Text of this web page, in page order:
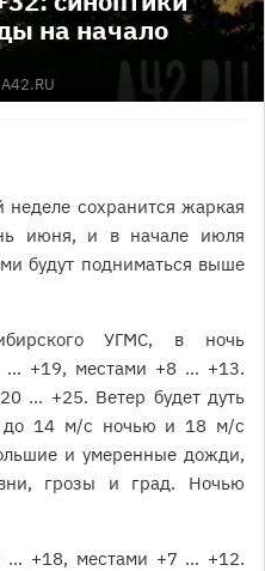
на начало
неделе сохранится жаркая
июня, и в начале июля
будут подниматься выше
УГМС, в ночь
… +19, местами +8 … +13.
… +25. Ветер будет дуть
до 14 м/с ночью и 18 м/с
и умеренные дожди,
грозы и град. Ночью
… +18, местами +7 … +12.